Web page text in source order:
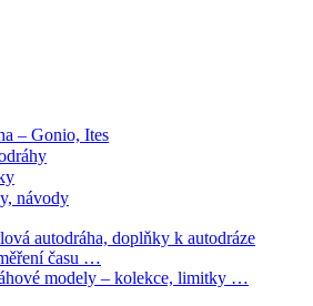
– Gonio, Ites
návody
autodráha, doplňky k autodráze
času …
modely – kolekce, limitky …